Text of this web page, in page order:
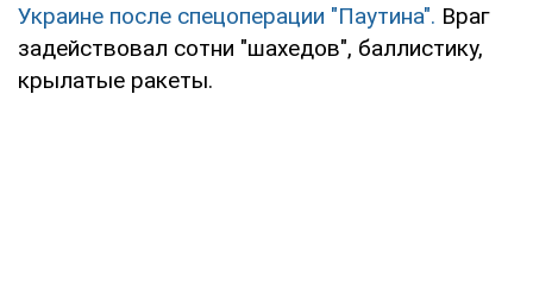
Украине после спецоперации "Паутина". Враг
задействовал сотни "шахедов", баллистику,
крылатые ракеты.